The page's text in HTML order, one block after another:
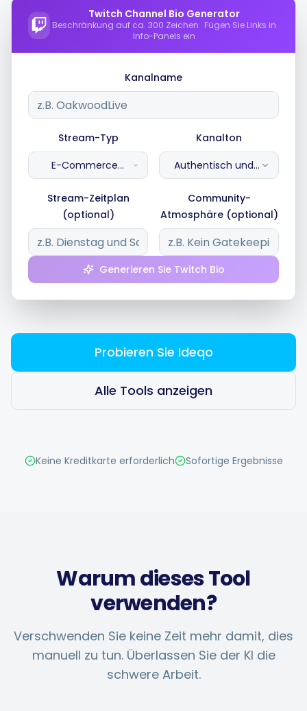
Ressourcen
Preise
Kontakt
Über uns
Intelligente Planung
Visueller Editor
KI-Brainstorming
Untertitelgenerator
Inhaltskalender
Social-Media-Tipps
Twitch Channel Bio Generator
Beschränkung auf ca. 300 Zeichen · Fügen Sie Links in
Info-Panels ein
Kanalname
Stream-Typ
E-Commerce
hinter den Kulissen
Kanalton
Authentisch und
echt
Stream-Zeitplan
(optional)
Community-
Atmosphäre (optional)
Generieren Sie Twitch Bio
Probieren Sie Ideqo
Alle Tools anzeigen
Keine Kreditkarte erforderlich Sofortige Ergebnisse
Warum dieses Tool
verwenden?
Verschwenden Sie keine Zeit mehr damit, dies
manuell zu tun. Überlassen Sie der KI die
schwere Arbeit.